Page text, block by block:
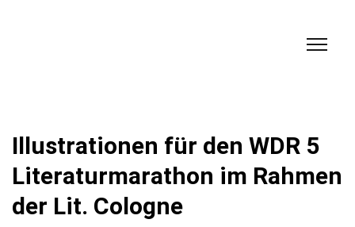
Illustrationen für den WDR 5
Literaturmarathon im Rahmen
der Lit. Cologne